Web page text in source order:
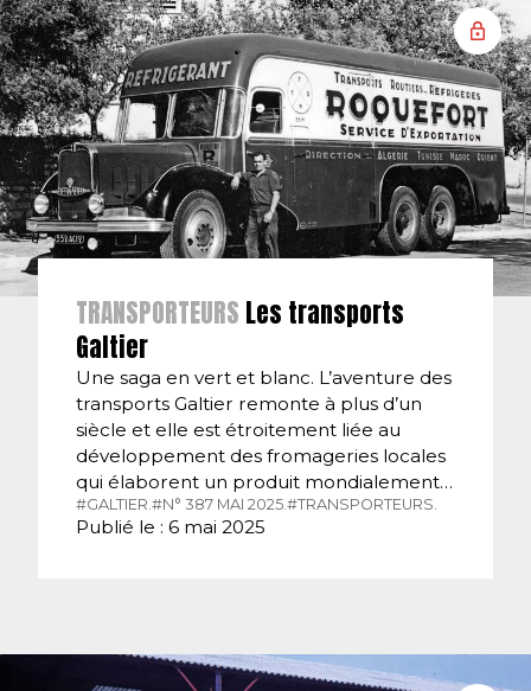
TRANSPORTEURS Les transports
Galtier
Une saga en vert et blanc. L’aventure des
transports Galtier remonte à plus d’un
siècle et elle est étroitement liée au
développement des fromageries locales
qui élaborent un produit mondialement…
#GALTIER.#N° 387 MAI 2025.#TRANSPORTEURS.
Publié le : 6 mai 2025